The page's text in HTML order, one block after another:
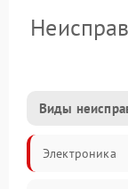
Виды
Электроника